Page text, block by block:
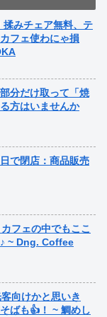
揉みチェア無料、テ
フェ使わにゃ損
分だけ取って「焼
方はいませんか
で閉店：商品販売
フェの中でもここ
~ Dng. Coffee
向けかと思いき
ばも👍！ ~ 鯛めし